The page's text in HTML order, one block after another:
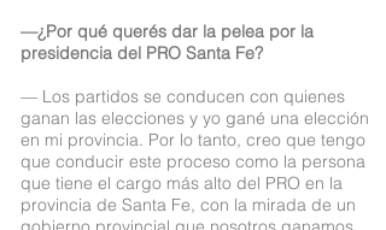
—¿Por qué querés dar la pelea por la
presidencia del PRO Santa Fe?
— Los partidos se conducen con quienes
ganan las elecciones y yo gané una elección
en mi provincia. Por lo tanto, creo que tengo
que conducir este proceso como la persona
que tiene el cargo más alto del PRO en la
provincia de Santa Fe, con la mirada de un